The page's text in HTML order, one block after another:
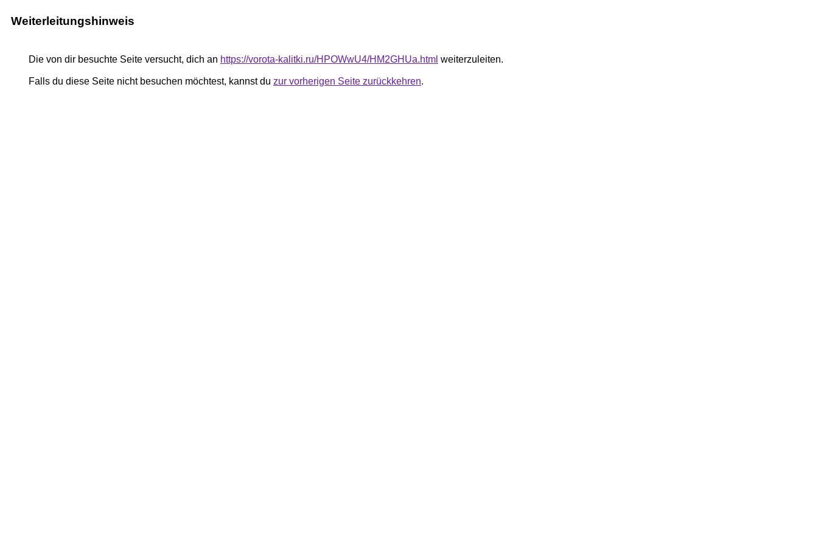
Weiterleitungshinweis
Die von dir besuchte Seite versucht, dich an https://vorota-kalitki.ru/HPOWwU4/HM2GHUa.html weiterzuleiten.
Falls du diese Seite nicht besuchen möchtest, kannst du zur vorherigen Seite zurückkehren.